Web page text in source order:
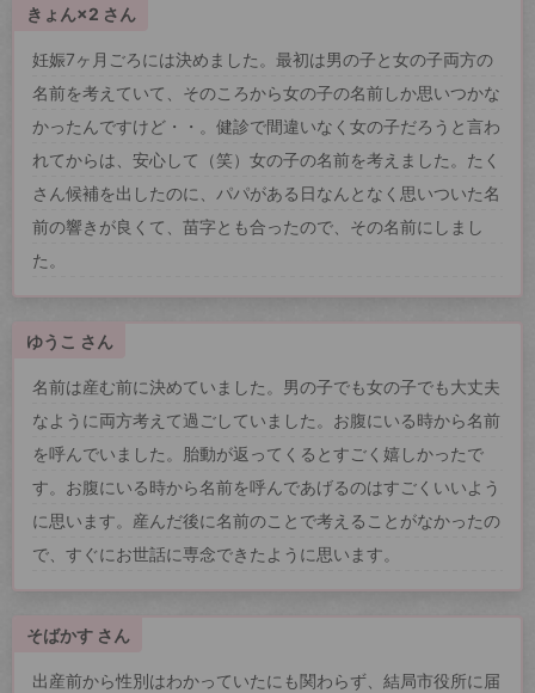
きょん×2 さん
妊娠7ヶ月ごろには決めました。最初は男の子と女の子両方の
名前を考えていて、そのころから女の子の名前しか思いつかな
かったんですけど・・。健診で間違いなく女の子だろうと言わ
れてからは、安心して（笑）女の子の名前を考えました。たく
さん候補を出したのに、パパがある日なんとなく思いついた名
前の響きが良くて、苗字とも合ったので、その名前にしまし
た。
ゆうこ さん
名前は産む前に決めていました。男の子でも女の子でも大丈夫
なように両方考えて過ごしていました。お腹にいる時から名前
を呼んでいました。胎動が返ってくるとすごく嬉しかったで
す。お腹にいる時から名前を呼んであげるのはすごくいいよう
に思います。産んだ後に名前のことで考えることがなかったの
で、すぐにお世話に専念できたように思います。
そばかす さん
出産前から性別はわかっていたにも関わらず、結局市役所に届